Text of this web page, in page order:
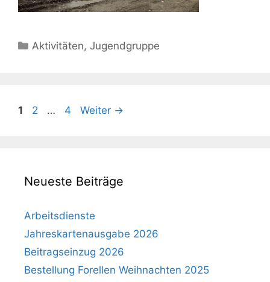
Kategorien
Aktivitäten,Jugendgruppe
Seite
1 Seite
2 … Seite
4 Weiter →
Neueste Beiträge
Arbeitsdienste
Jahreskartenausgabe 2026
Beitragseinzug 2026
Bestellung Forellen Weihnachten 2025